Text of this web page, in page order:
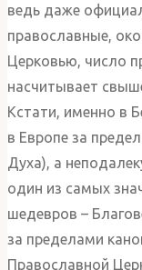
ведь даже
православные,
Церковью, число
насчитывает
Кстати, именно в
в Европе за
Духа), а
один из самых
шедевров –
за пределами
Православной